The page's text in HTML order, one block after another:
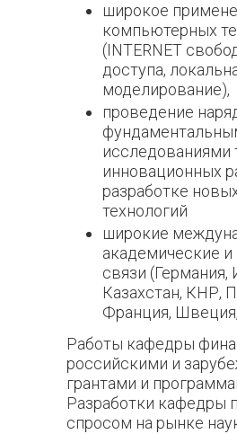
широкое
компьютерных
(INTERNET
доступа,
моделирование),
проведение
исследованиями
инновационных
разработке
технологий
широкие
академические и
связи (Германия,
Казахстан, КНР,
Франция,
Работы кафедры
российскими и
грантами и
Разработки кафедры
спросом на рынке